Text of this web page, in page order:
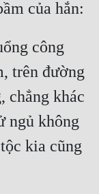
công
trên đường
chẳng khác
ngủ không
kia cũng